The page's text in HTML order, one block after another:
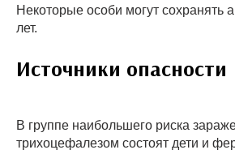
Некоторые особи могут сохранять
лет.
Источники опасности
В группе наибольшего риска
трихоцефалезом состоят дети и